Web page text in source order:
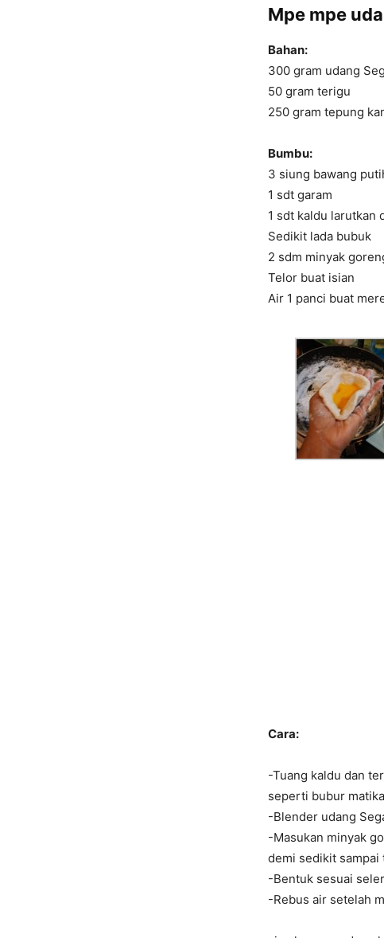
Mpe mpe
Bahan:
300 gram udang
50 gram terigu
250 gram tepung
Bumbu:
3 siung bawang
1 sdt garam
1 sdt kaldu larutkan
Sedikit lada bubuk
2 sdm minyak
Telor buat isian
Air 1 panci buat
Cara:
-Tuang kaldu dan
seperti bubur
-Blender udang
-Masukan minyak
demi sedikit sampai
-Bentuk sesuai
-Rebus air setelah